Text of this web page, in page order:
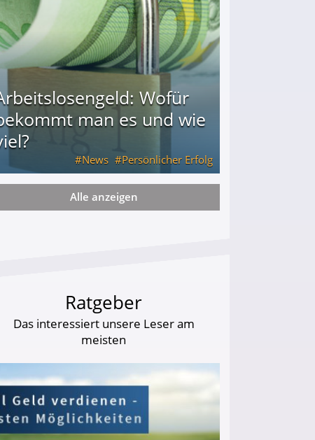
Wofür
man es und wie
News Persönlicher Erfolg
viel?
Alle anzeigen
Ratgeber
Das interessiert unsere Leser am
meisten